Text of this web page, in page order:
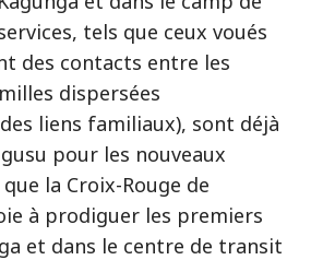
tels que ceux voués
des contacts entre les
dispersées
liens familiaux), sont déjà
pour les nouveaux
la Croix-Rouge de
à prodiguer les premiers
et dans le centre de transit